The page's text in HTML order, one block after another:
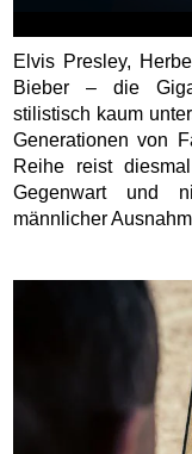
Elvis Presley,
Bieber – die
stilistisch kaum
Generationen von
Reihe reist
Gegenwart und
männlicher